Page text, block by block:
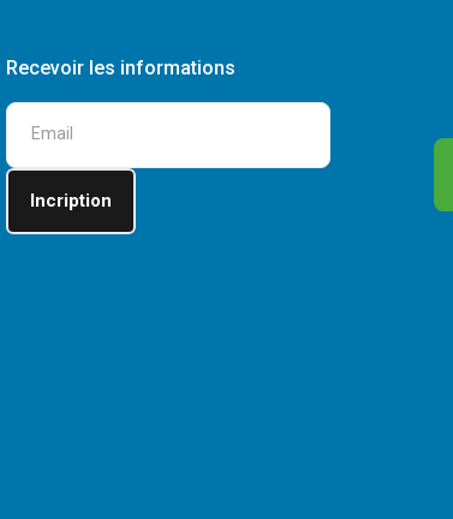
Recevoir les informations